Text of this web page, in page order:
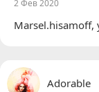
2 Фев 2020
Marsel.hisamoff,
Adorable